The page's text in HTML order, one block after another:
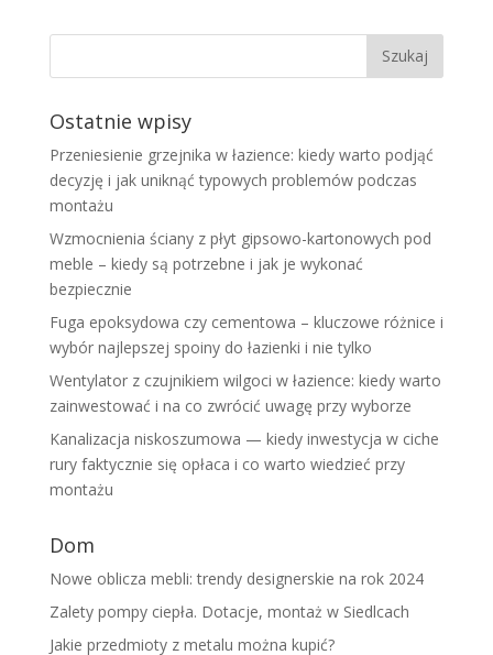
Ostatnie wpisy
Przeniesienie grzejnika w łazience: kiedy warto podjąć
decyzję i jak uniknąć typowych problemów podczas
montażu
Wzmocnienia ściany z płyt gipsowo-kartonowych pod
meble – kiedy są potrzebne i jak je wykonać
bezpiecznie
Fuga epoksydowa czy cementowa – kluczowe różnice i
wybór najlepszej spoiny do łazienki i nie tylko
Wentylator z czujnikiem wilgoci w łazience: kiedy warto
zainwestować i na co zwrócić uwagę przy wyborze
Kanalizacja niskoszumowa — kiedy inwestycja w ciche
rury faktycznie się opłaca i co warto wiedzieć przy
montażu
Dom
Nowe oblicza mebli: trendy designerskie na rok 2024
Zalety pompy ciepła. Dotacje, montaż w Siedlcach
Jakie przedmioty z metalu można kupić?